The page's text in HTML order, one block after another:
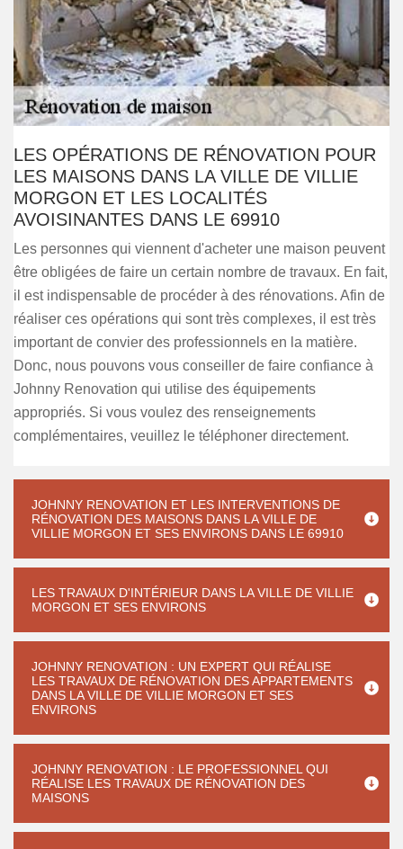
LES OPÉRATIONS DE RÉNOVATION POUR
LES MAISONS DANS LA VILLE DE VILLIE
MORGON ET LES LOCALITÉS
AVOISINANTES DANS LE 69910
Les personnes qui viennent d'acheter une maison peuvent
être obligées de faire un certain nombre de travaux. En fait,
il est indispensable de procéder à des rénovations. Afin de
réaliser ces opérations qui sont très complexes, il est très
important de convier des professionnels en la matière.
Donc, nous pouvons vous conseiller de faire confiance à
Johnny Renovation qui utilise des équipements
appropriés. Si vous voulez des renseignements
complémentaires, veuillez le téléphoner directement.
JOHNNY RENOVATION ET LES INTERVENTIONS DE
RÉNOVATION DES MAISONS DANS LA VILLE DE
VILLIE MORGON ET SES ENVIRONS DANS LE 69910
LES TRAVAUX D'INTÉRIEUR DANS LA VILLE DE VILLIE
MORGON ET SES ENVIRONS
JOHNNY RENOVATION : UN EXPERT QUI RÉALISE
LES TRAVAUX DE RÉNOVATION DES APPARTEMENTS
DANS LA VILLE DE VILLIE MORGON ET SES
ENVIRONS
JOHNNY RENOVATION : LE PROFESSIONNEL QUI
RÉALISE LES TRAVAUX DE RÉNOVATION DES
MAISONS